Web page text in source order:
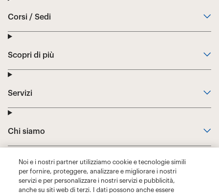
Noi e i nostri partner utilizziamo cookie e tecnologie simili
per fornire, proteggere, analizzare e migliorare i nostri
servizi e per personalizzare i nostri servizi e pubblicità,
anche su siti web di terzi. I dati possono anche essere